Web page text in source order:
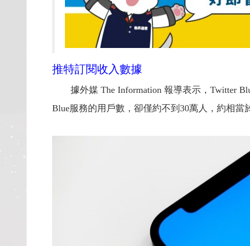
推特訂閱收入數據
據外媒 The Information 報導表示，Twitter
Blue服務的用戶數，卻僅約不到30萬人，約相當